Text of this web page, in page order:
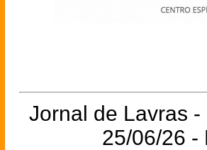
Jornal de Lavras
25/06/26 -